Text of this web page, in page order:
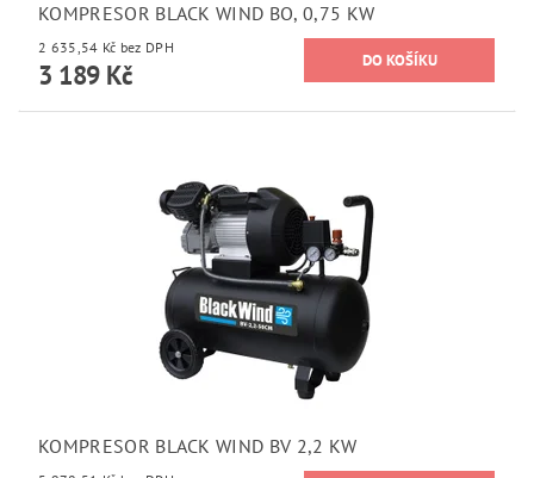
KOMPRESOR BLACK WIND BO, 0,75 KW
2 635,54 Kč bez DPH
3 189 Kč
KOMPRESOR BLACK WIND BV 2,2 KW